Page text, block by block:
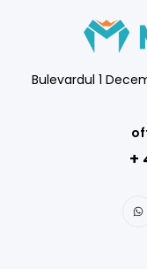
Bulevardul 1
+